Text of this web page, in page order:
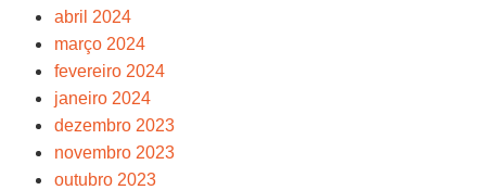
abril 2024
março 2024
fevereiro 2024
janeiro 2024
dezembro 2023
novembro 2023
outubro 2023